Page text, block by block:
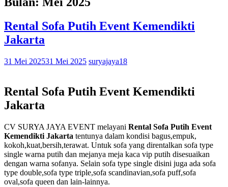
Rental Sofa Putih Event Kemendikti
Jakarta
31 Mei 202531 Mei 2025 suryajaya18
Rental Sofa Putih Event Kemendikti
Jakarta
CV SURYA JAYA EVENT melayani Rental Sofa Putih Event
Kemendikti Jakarta tentunya dalam kondisi bagus,empuk,
kokoh,kuat,bersih,terawat. Untuk sofa yang direntalkan sofa type
single warna putih dan mejanya meja kaca vip putih disesuaikan
dengan warna sofanya. Selain sofa type single disini juga ada sofa
type double,sofa type triple,sofa scandinavian,sofa puff,sofa
oval,sofa queen dan lain-lainnya.